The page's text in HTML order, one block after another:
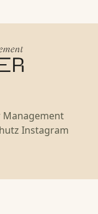
Management
Instagram